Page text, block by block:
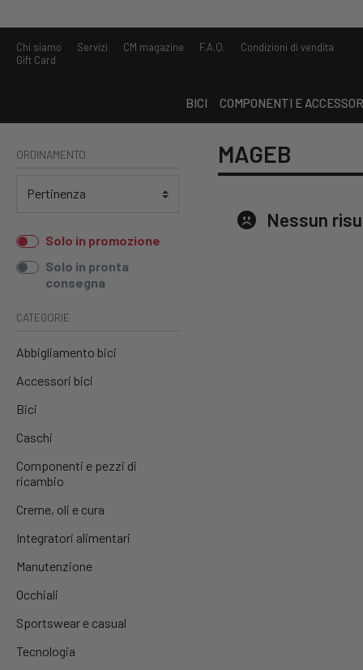
Chi siamo Servizi CM magazine F.A.Q.
Condizioni di vendita
Gift Card
BICI COMPONENTI E
ORDINAMENTO
Solo in promozione
Solo in pronta
consegna
CATEGORIE
Abbigliamento bici
Accessori bici
Bici
Caschi
Componenti e pezzi di
ricambio
Creme, oli e cura
Integratori alimentari
Manutenzione
Occhiali
Sportswear e casual
Tecnologia
MAGEB
Nessun